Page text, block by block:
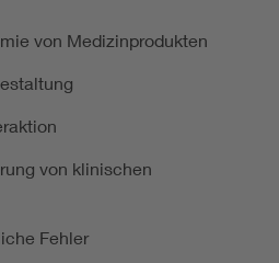
von Medizinprodukten
von klinischen
Fehler